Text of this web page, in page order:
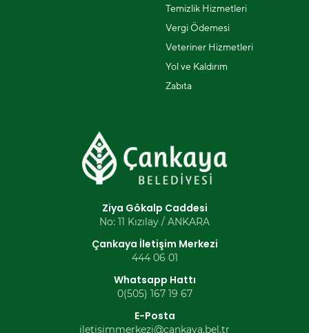
Temizlik Hizmetleri
Vergi Ödemesi
Veteriner Hizmetleri
Yol ve Kaldırım
Zabıta
Ziya Gökalp Caddesi
No: 11 Kızılay / ANKARA
Çankaya İletişim Merkezi
444 06 01
Whatsapp Hattı
0(505) 167 19 67
E-Posta
iletisimmerkezi@cankaya.bel.tr